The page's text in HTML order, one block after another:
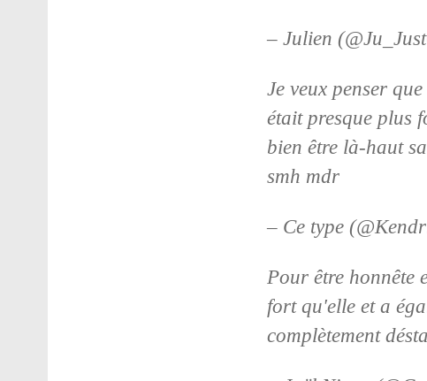
– Julien
Je veux penser
était presque plus
bien être là-haut
smh mdr
– Ce type
Pour être honnête
fort qu'elle et a
complètement